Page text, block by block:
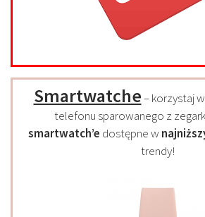
Smartwatche– korzystaj
telefonu sparowanego z
smartwatch’e dostępne w
trendy!